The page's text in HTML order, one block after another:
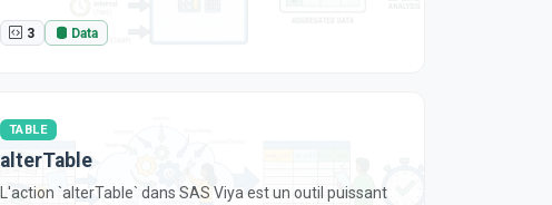
3 Data
TABLE
alterTable
L'action `alterTable` dans SAS Viya est un outil puissant